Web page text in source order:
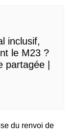
inclusif,
le M23 ?
|